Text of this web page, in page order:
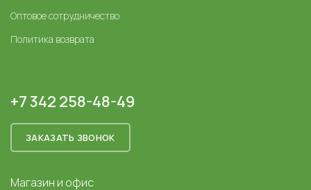
Оптовое сотрудничество
Политика возврата
+7 342 258-48-49
ЗАКАЗАТЬ ЗВОНОК
Магазин и офис